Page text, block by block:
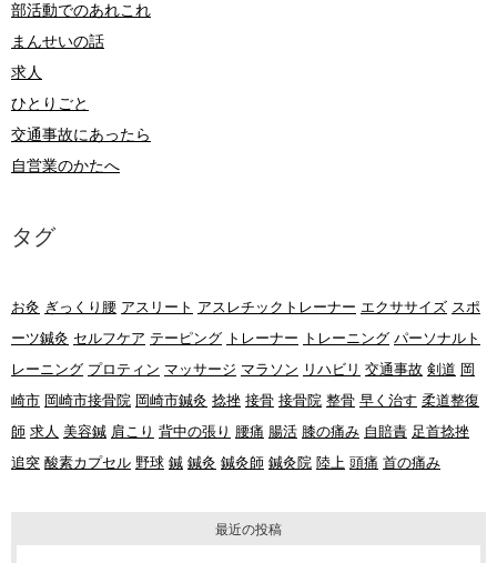
部活動でのあれこれ
まんせいの話
求人
ひとりごと
交通事故にあったら
自営業のかたへ
タグ
お灸 ぎっくり腰 アスリート アスレチックトレーナー エクササイズ スポ
ーツ鍼灸 セルフケア テーピング トレーナー トレーニング パーソナルト
レーニング プロティン マッサージ マラソン リハビリ 交通事故 剣道 岡
崎市 岡崎市接骨院 岡崎市鍼灸 捻挫 接骨 接骨院 整骨 早く治す 柔道整復
師 求人 美容鍼 肩こり 背中の張り 腰痛 腸活 膝の痛み 自賠責 足首捻挫
追突 酸素カプセル 野球 鍼 鍼灸 鍼灸師 鍼灸院 陸上 頭痛 首の痛み
最近の投稿